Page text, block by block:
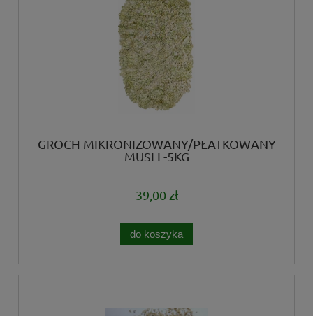
GROCH MIKRONIZOWANY/PŁATKOWANY
MUSLI -5KG
39,00 zł
do koszyka